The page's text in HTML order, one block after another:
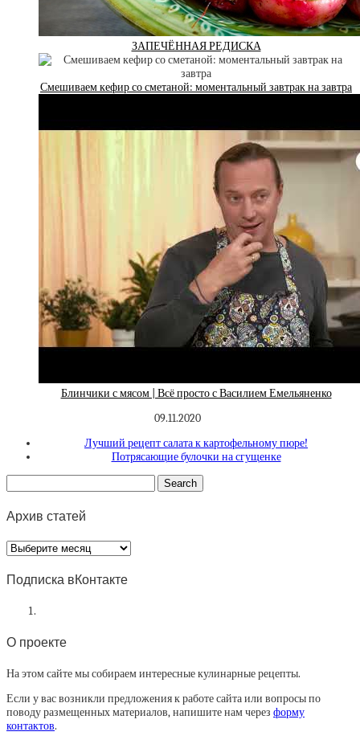
ЗАПЕЧЁННАЯ РЕДИСКА
Смешиваем кефир со сметаной: моментальный завтрак на завтра
Блинчики с мясом | Всё просто с Василием Емельяненко
09.11.2020
Лучший рецепт салата к картофельному пюре!
Потрясающие булочки на сгущенке
Архив статей
Архив
статей
Подписка вКонтакте
О проекте
На этом сайте мы собираем интересные кулинарные рецепты.
Если у вас возникли предложения к работе сайта или вопросы по
поводу размещенных материалов, напишите нам через форму
контактов.